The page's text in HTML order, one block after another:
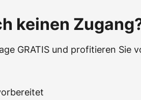
keinen
GRATIS und profitieren Sie